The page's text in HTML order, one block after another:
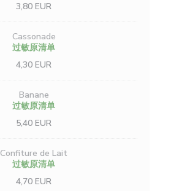
3,80 EUR
Cassonade
过敏原清单
4,30 EUR
Banane
过敏原清单
5,40 EUR
Confiture de Lait
过敏原清单
4,70 EUR